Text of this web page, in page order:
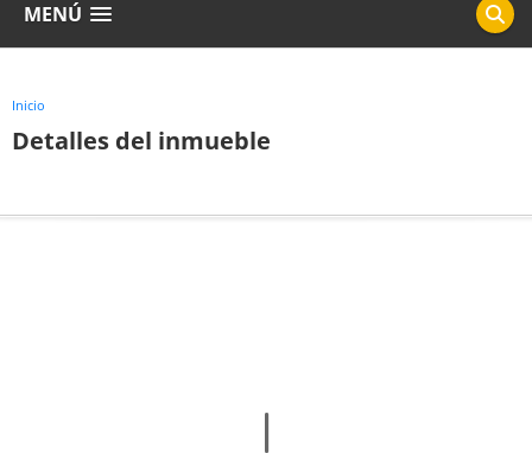
MENÚ
Inicio
Detalles del inmueble